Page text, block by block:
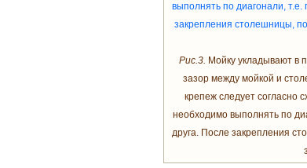
Рис.3. Мойку укладывают в
зазор между мойкой и
крепеж следует согласно
необходимо выполнять по
друга. После закрепления